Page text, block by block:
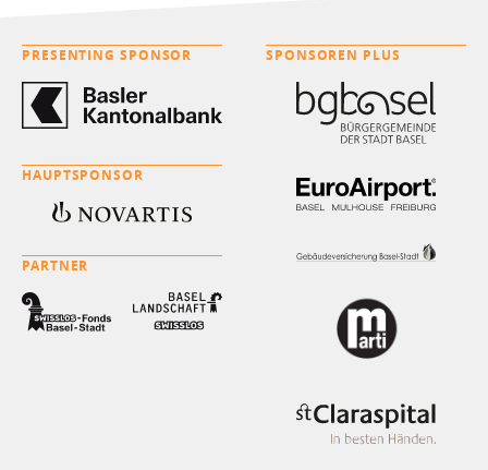
PRESENTING SPONSOR
HAUPTSPONSOR
PARTNER
SPONSOREN PLUS